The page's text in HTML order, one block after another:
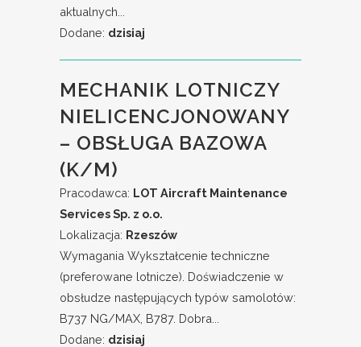
aktualnych...
Dodane: dzisiaj
MECHANIK LOTNICZY
NIELICENCJONOWANY
– OBSŁUGA BAZOWA
(K/M)
Pracodawca: LOT Aircraft Maintenance
Services Sp. z o.o.
Lokalizacja: Rzeszów
Wymagania Wykształcenie techniczne
(preferowane lotnicze). Doświadczenie w
obsłudze następujących typów samolotów:
B737 NG/MAX, B787. Dobra...
Dodane: dzisiaj